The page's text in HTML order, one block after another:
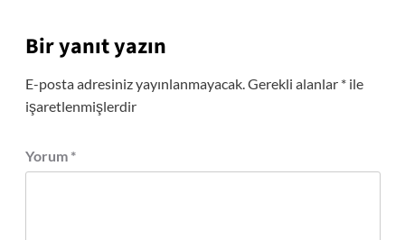
Bir yanıt yazın
E-posta adresiniz yayınlanmayacak. Gerekli alanlar *ile
işaretlenmişlerdir
Yorum *